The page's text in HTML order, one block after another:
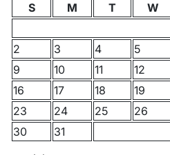
S
M T W
2
3 4 5
9
10 11 12
16
17 18 19
23
24 25 26
30
31